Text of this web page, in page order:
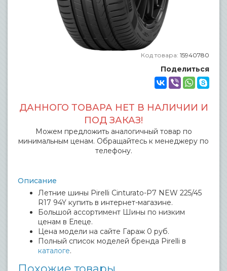
Код товара: 15940780
Поделиться
ДАННОГО ТОВАРА НЕТ В НАЛИЧИИ И
ПОД ЗАКАЗ!
Можем предложить аналогичный товар по
минимальным ценам. Обращайтесь к менеджеру по
телефону.
Описание
Летние шины Pirelli Cinturato-P7 NEW 225/45
R17 94Y купить в интернет-магазине.
Большой ассортимент Шины по низким
ценам в Елеце.
Цена модели на сайте Гараж 0 руб.
Полный список моделей бренда Pirelli в
каталоге.